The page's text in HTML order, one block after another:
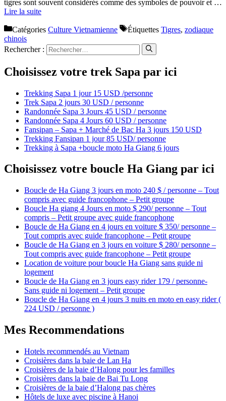
tigres sont souvent considérés comme des symboles de pouvoir et …
Lire la suite
Catégories Culture Vietnamienne Étiquettes Tigres, zodiaque
chinois
Rechercher :
Choisissez votre trek Sapa par ici
Trekking Sapa 1 jour 15 USD /personne
Trek Sapa 2 jours 30 USD / personne
Randonnée Sapa 3 Jours 45 USD / personne
Randonnée Sapa 4 Jours 60 USD / personne
Fansipan – Sapa + Marché de Bac Ha 3 jours 150 USD
Trekking Fansipan 1 jour 85 USD/ personne
Trekking à Sapa +boucle moto Ha Giang 6 jours
Choisissez votre boucle Ha Giang par ici
Boucle de Ha Giang 3 jours en moto 240 $ / personne – Tout
compris avec guide francophone – Petit groupe
Boucle Ha giang 4 Jours en moto $ 290/ personne – Tout
compris – Petit groupe avec guide francophone
Boucle de Ha Giang en 4 jours en voiture $ 350/ personne –
Tout compris avec guide francophone – Petit groupe
Boucle de Ha Giang en 3 jours en voiture $ 280/ personne –
Tout compris avec guide francophone – Petit groupe
Location de voiture pour boucle Ha Giang sans guide ni
logement
Boucle de Ha Giang en 3 jours easy rider 179 / personne-
Sans guide ni logement – Petit groupe
Boucle de Ha Giang en 4 jours 3 nuits en moto en easy rider (
224 USD / personne )
Mes Recommendations
Hotels recommendés au Vietnam
Croisières dans la baie de Lan Ha
Croisières de la baie d’Halong pour les familles
Croisières dans la baie de Bai Tu Long
Croisières de la baie d’Halong pas chères
Hôtels de luxe avec piscine à Hanoi